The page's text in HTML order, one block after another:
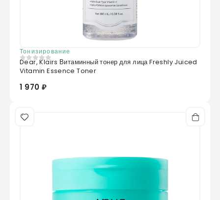
Тонизирование
0 из 5
Dear, Klairs Витаминный тонер для лица Freshly Juiced
Vitamin Essence Toner
1 970 ₽